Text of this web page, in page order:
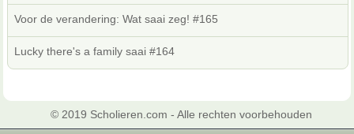
Voor de verandering: Wat saai zeg! #165
Lucky there's a family saai #164
© 2019 Scholieren.com - Alle rechten voorbehouden